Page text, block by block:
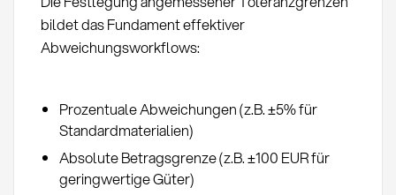
bildet das Fundament effektiver
Abweichungsworkflows:
Prozentuale Abweichungen (z.B. ±5% für
Standardmaterialien)
Absolute Betragsgrenze (z.B. ±100 EUR für
geringwertige Güter)